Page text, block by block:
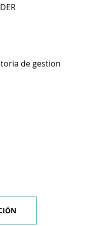
de gestion